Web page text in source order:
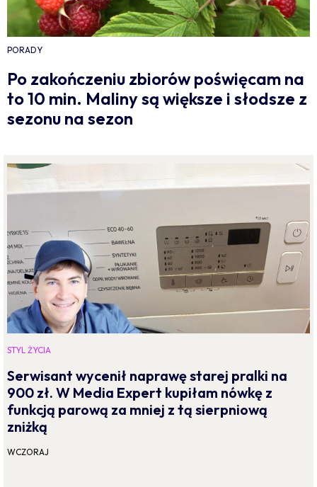
PORADY
Po zakończeniu zbiorów poświęcam na
to 10 min. Maliny są większe i słodsze z
sezonu na sezon
STYL ŻYCIA
Serwisant wycenił naprawę starej pralki na
900 zł. W Media Expert kupiłam nówkę z
funkcją parową za mniej z tą sierpniową
zniżką
WCZORAJ